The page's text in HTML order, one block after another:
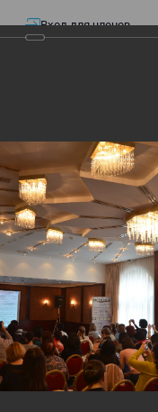
Вход для членов
в трудовом и налоговом
страхование, всеобщее
законодательстве
и